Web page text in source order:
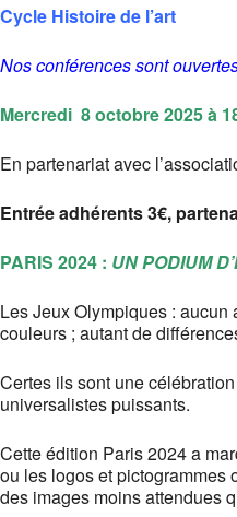
Cycle Histoire de l’art
Nos conférences sont
Mercredi 8 octobre 2025 à
En partenariat avec
Entrée adhérents 3€,
PARIS 2024 : UN PODIUM
Les Jeux Olympiques : aucun
couleurs ; autant de
Certes ils sont une
universalistes puissants.
Cette édition Paris 2024 a
ou les logos et pictogrammes
des images moins attendues